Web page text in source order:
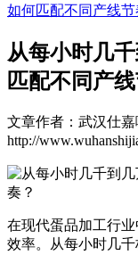
如何匹配不同产线节
从每小时几
匹配不同产
文章作者：武汉仕
http://
在现代蛋品加工行业
效率。从每小时几